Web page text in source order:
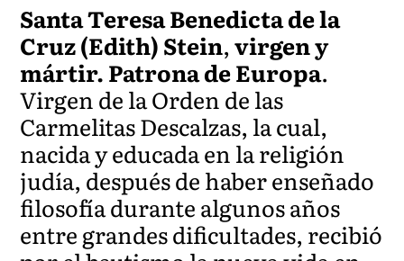
Santa Teresa Benedicta de la
Cruz (Edith) Stein,virgen y
mártir. Patrona de Europa.
Virgen de la Orden de las
Carmelitas Descalzas, la cual,
nacida y educada en la religión
judía, después de haber enseñado
filosofía durante algunos años
entre grandes dificultades, recibió